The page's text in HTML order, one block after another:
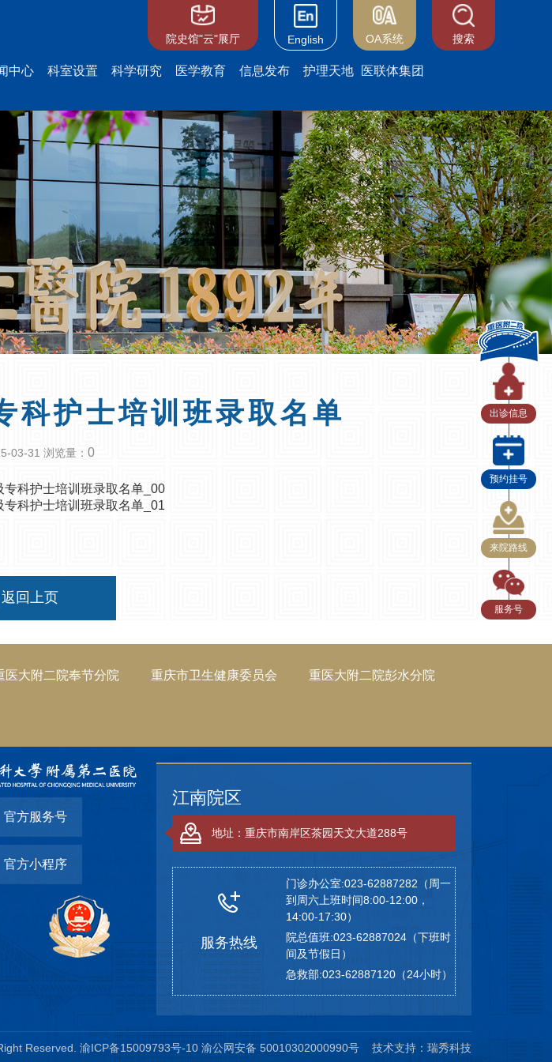
搜索
OA系统
English
院史馆"云"展厅
中心 科室设置 科学研究 医学教育 信息发布 护理天地 医联体集团
科护士培训班录取名单
03-31 浏览量： 0
返回上页
医大附二院奉节分院 重庆市卫生健康委员会 重医大附二院彭水分院
官方服务号
官方小程序
江南院区
地址：重庆市南岸区茶园天文大道288号
服务热线
门诊办公室:023-62887282（周一
到周六上班时间8:00-12:00，
14:00-17:30）
院总值班:023-62887024（下班时
间及节假日）
急救部:023-62887120（24小时）
Reserved. 渝ICP备15009793号-10 渝公网安备 50010302000990号 技术支持： 瑞秀科技
出诊信息
预约挂号
来院路线
服务号